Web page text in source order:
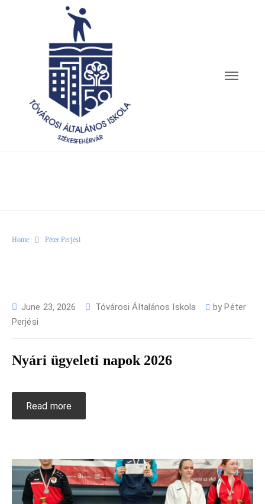
Home Péter Perjési
June 23, 2026 Tóvárosi Általános Iskola byPéter
Perjési
Nyári ügyeleti napok 2026
Read more